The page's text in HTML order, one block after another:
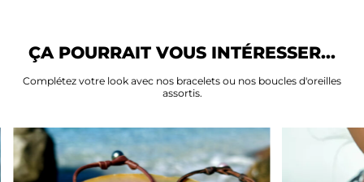
ÇA POURRAIT VOUS INTÉRESSER...
Complétez votre look avec nos bracelets ou nos boucles d'oreilles
assortis.